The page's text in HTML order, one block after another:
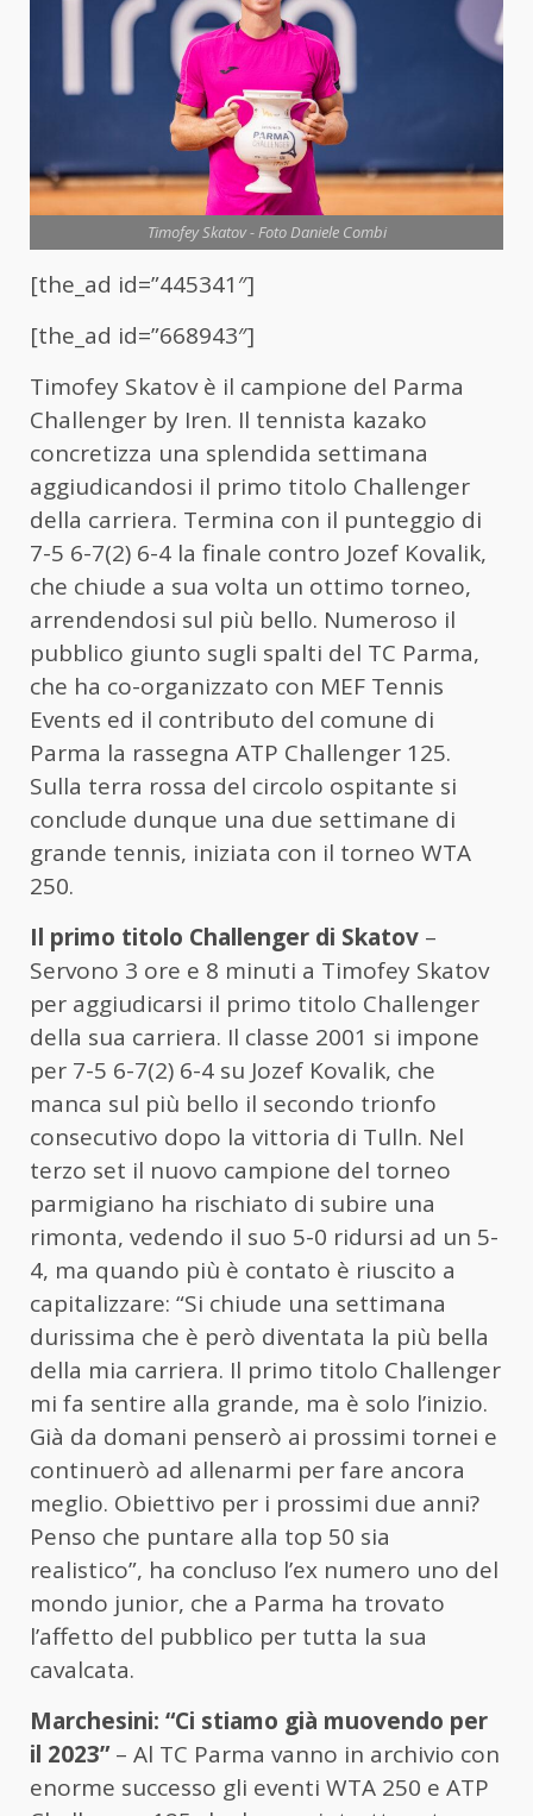
Timofey Skatov - Foto Daniele Combi
[the_ad id=”445341″]
[the_ad id=”668943″]
Timofey Skatov è il campione del Parma
Challenger by Iren. Il tennista kazako
concretizza una splendida settimana
aggiudicandosi il primo titolo Challenger
della carriera. Termina con il punteggio di
7-5 6-7(2) 6-4 la finale contro Jozef Kovalik,
che chiude a sua volta un ottimo torneo,
arrendendosi sul più bello. Numeroso il
pubblico giunto sugli spalti del TC Parma,
che ha co-organizzato con MEF Tennis
Events ed il contributo del comune di
Parma la rassegna ATP Challenger 125.
Sulla terra rossa del circolo ospitante si
conclude dunque una due settimane di
grande tennis, iniziata con il torneo WTA
250.
Il primo titolo Challenger di Skatov –
Servono 3 ore e 8 minuti a Timofey Skatov
per aggiudicarsi il primo titolo Challenger
della sua carriera. Il classe 2001 si impone
per 7-5 6-7(2) 6-4 su Jozef Kovalik, che
manca sul più bello il secondo trionfo
consecutivo dopo la vittoria di Tulln. Nel
terzo set il nuovo campione del torneo
parmigiano ha rischiato di subire una
rimonta, vedendo il suo 5-0 ridursi ad un 5-
4, ma quando più è contato è riuscito a
capitalizzare: “Si chiude una settimana
durissima che è però diventata la più bella
della mia carriera. Il primo titolo Challenger
mi fa sentire alla grande, ma è solo l’inizio.
Già da domani penserò ai prossimi tornei e
continuerò ad allenarmi per fare ancora
meglio. Obiettivo per i prossimi due anni?
Penso che puntare alla top 50 sia
realistico”, ha concluso l’ex numero uno del
mondo junior, che a Parma ha trovato
l’affetto del pubblico per tutta la sua
cavalcata.
Marchesini: “Ci stiamo già muovendo per
il 2023”– Al TC Parma vanno in archivio con
enorme successo gli eventi WTA 250 e ATP